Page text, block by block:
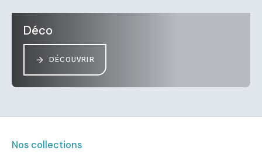
Déco
DÉCOUVRIR
Nos collections